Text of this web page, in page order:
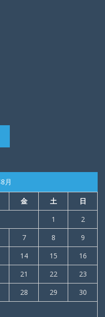
月
金 土
日
1
2
7 8
9
14 15
16
21 22
23
28 29
30